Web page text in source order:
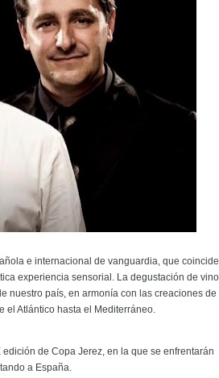
e internacional de vanguardia, que
experiencia sensorial. La degustación de
nuestro país, en armonía con las creaciones de
el Atlántico hasta el Mediterráneo.
de Copa Jerez, en la que se enfrentarán
a España.